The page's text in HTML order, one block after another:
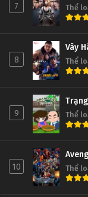
7 Thể
8
Vây
Thể
9 Thể
10 Thể